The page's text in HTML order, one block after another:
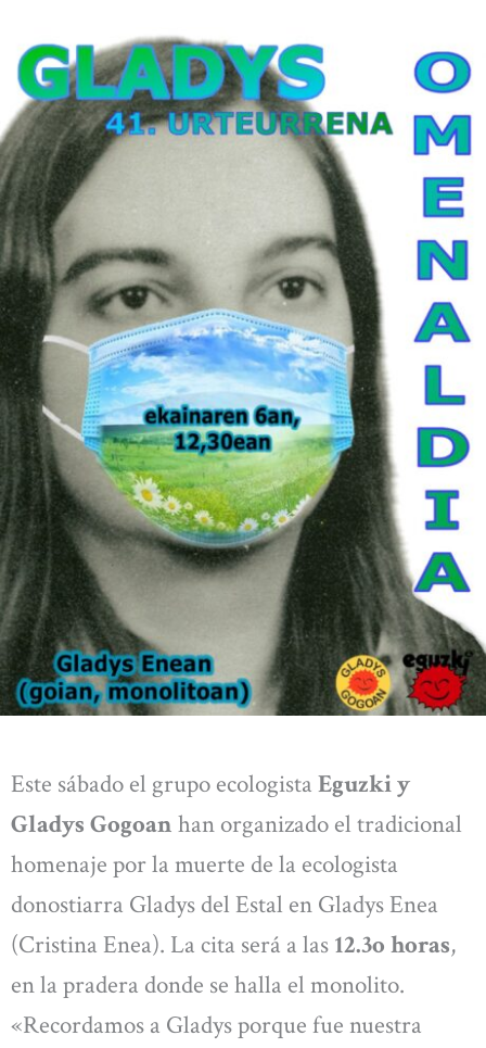
Este sábado el grupo ecologista Eguzki y
Gladys Gogoan han organizado el tradicional
homenaje por la muerte de la ecologista
donostiarra Gladys del Estal en Gladys Enea
(Cristina Enea). La cita será a las 12.3o horas,
en la pradera donde se halla el monolito.
«Recordamos a Gladys porque fue nuestra